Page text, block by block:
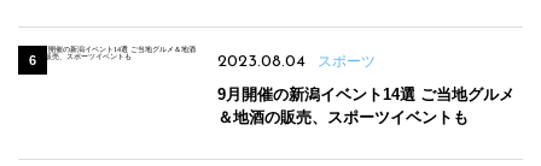
2023.08.04 スポーツ
9月開催の新潟イベント14選 ご当地グルメ
＆地酒の販売、スポーツイベントも